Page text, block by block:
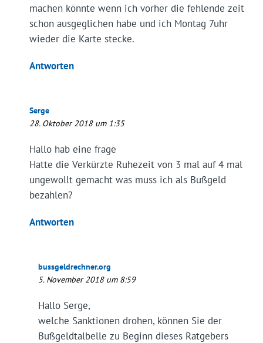
machen könnte wenn ich vorher die fehlende zeit
schon ausgeglichen habe und ich Montag 7uhr
wieder die Karte stecke.
Antworten
Serge
28. Oktober 2018 um 1:35
Hallo hab eine frage
Hatte die Verkürzte Ruhezeit von 3 mal auf 4 mal
ungewollt gemacht was muss ich als Bußgeld
bezahlen?
Antworten
bussgeldrechner.org
5. November 2018 um 8:59
Hallo Serge,
welche Sanktionen drohen, können Sie der
Bußgeldtalbelle zu Beginn dieses Ratgebers